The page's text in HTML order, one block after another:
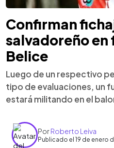
Confirman
salvadoreño
Belice
Luego de un respectivo
tipo de evaluaciones, un
estará militando en el
PorRoberto Leiva
Publicado el 19 de enero